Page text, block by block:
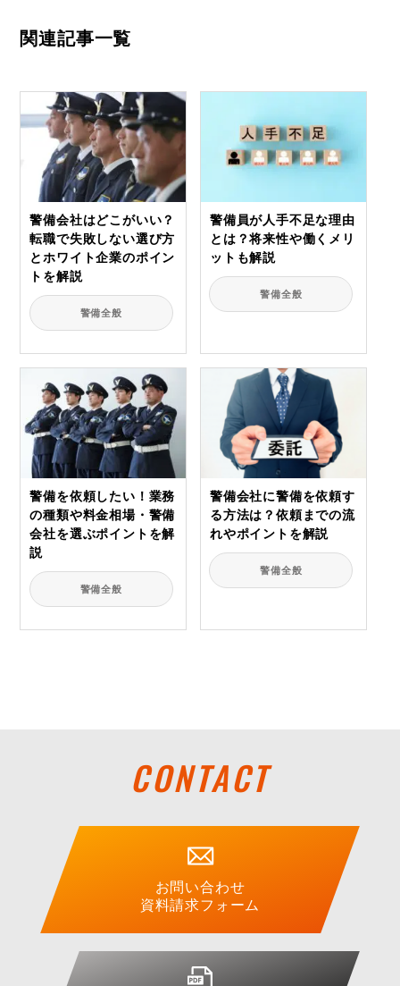
関連記事一覧
警備会社はどこがいい？
転職で失敗しない選び方
とホワイト企業のポイン
トを解説
警備全般
警備員が人手不足な理由
とは？将来性や働くメリ
ットも解説
警備全般
警備を依頼したい！業務
の種類や料金相場・警備
会社を選ぶポイントを解
説
警備全般
警備会社に警備を依頼す
る方法は？依頼までの流
れやポイントを解説
警備全般
CONTACT
お問い合わせ
資料請求フォーム